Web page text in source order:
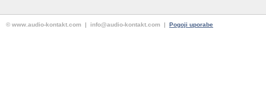
© www.audio-kontakt.com | info@audio-kontakt.com | Pogoji uporabe